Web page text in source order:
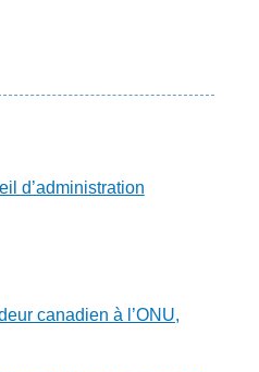
d’administration
canadien à l’ONU,